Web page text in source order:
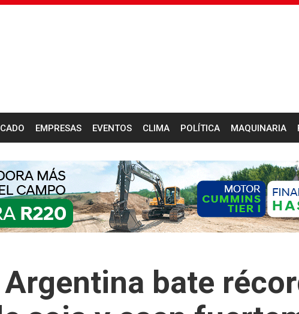
EMPRESAS EVENTOS CLIMA POLÍTICA MAQUINARIA
bate